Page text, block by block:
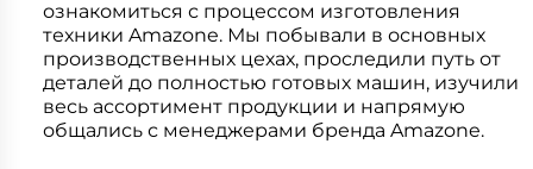
ознакомиться с процессом изготовления
техники Amazone. Мы побывали в основных
производственных цехах, проследили путь от
деталей до полностью готовых машин, изучили
весь ассортимент продукции и напрямую
общались с менеджерами бренда Amazone.
Системы 3D нивелирования
Мини-погрузчики
Грейферные захваты
Посевная техника